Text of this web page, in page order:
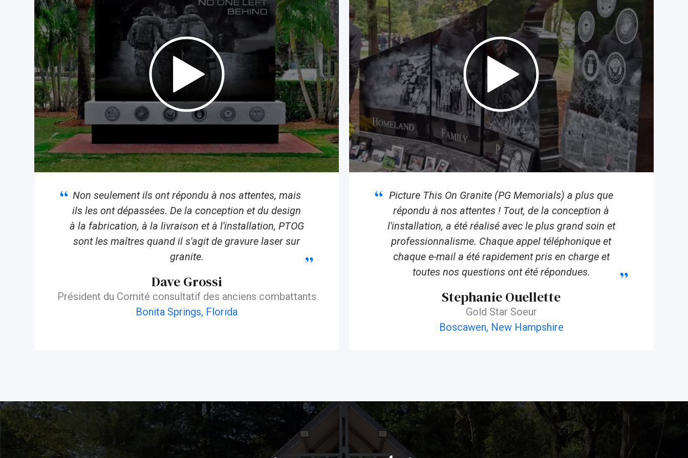
Non seulement ils ont répondu à nos attentes, mais
ils les ont dépassées. De la conception et du design
à la fabrication, à la livraison et à l'installation, PTOG
sont les maîtres quand il s'agit de gravure laser sur
granite.
Dave Grossi
Président du Comité consultatif des anciens combattants
Bonita Springs, Florida
Picture This On Granite (PG Memorials) a plus que
répondu à nos attentes ! Tout, de la conception à
l'installation, a été réalisé avec le plus grand soin et
professionnalisme. Chaque appel téléphonique et
chaque e-mail a été rapidement pris en charge et
toutes nos questions ont été répondues.
Stephanie Ouellette
Gold Star Soeur
Boscawen, New Hampshire